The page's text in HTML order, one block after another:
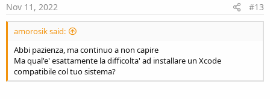
Nov 11, 2022 #13
amorosik said:
Abbi pazienza, ma continuo a non capire
Ma qual'e' esattamente la difficolta' ad installare un Xcode
compatibile col tuo sistema?